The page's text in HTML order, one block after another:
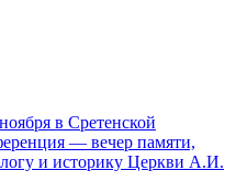
в Сретенской
— вечер памяти,
и историку Церкви А.И.